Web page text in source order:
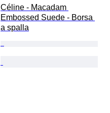
Céline - Macadam
Embossed Suede - Borsa
a spalla